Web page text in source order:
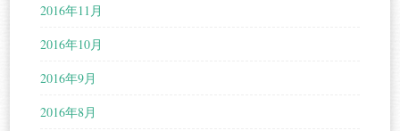
2016年11月
2016年10月
2016年9月
2016年8月